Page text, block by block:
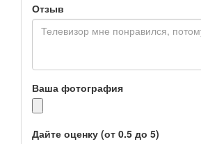
Отзыв
Ваша фотография
Дайте оценку (от 0.5 до 5)